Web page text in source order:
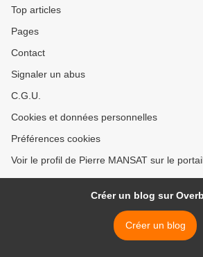
Top articles
Pages
Contact
Signaler un abus
C.G.U.
Cookies et données personnelles
Préférences cookies
Voir le profil de Pierre MANSAT sur le
Créer un blog sur
Créer un blog